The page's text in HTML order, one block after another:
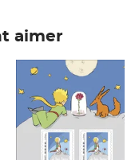
aimer
6,25€ HT